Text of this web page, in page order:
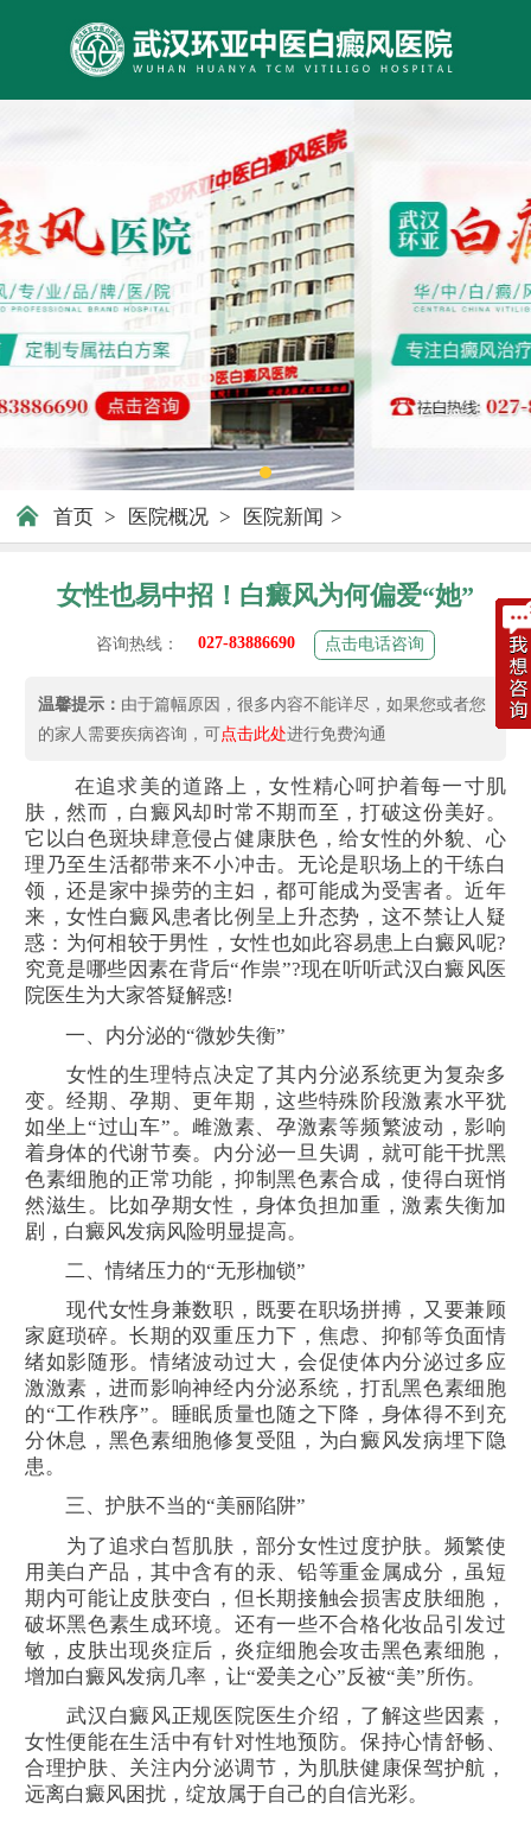
首页 > 医院概况 > 医院新闻 >
女性也易中招！白癜风为何偏爱“她”
咨询热线： 027-83886690 点击电话咨询
温馨提示： 由于篇幅原因，很多内容不能详尽，如果您或者您
的家人需要疾病咨询，可点击此处进行免费沟通
在追求美的道路上，女性精心呵护着每一寸肌
肤，然而，白癜风却时常不期而至，打破这份美好。
它以白色斑块肆意侵占健康肤色，给女性的外貌、心
理乃至生活都带来不小冲击。无论是职场上的干练白
领，还是家中操劳的主妇，都可能成为受害者。近年
来，女性白癜风患者比例呈上升态势，这不禁让人疑
惑：为何相较于男性，女性也如此容易患上白癜风呢?
究竟是哪些因素在背后“作祟”?现在听听武汉白癜风医
院医生为大家答疑解惑!
一、内分泌的“微妙失衡”
女性的生理特点决定了其内分泌系统更为复杂多
变。经期、孕期、更年期，这些特殊阶段激素水平犹
如坐上“过山车”。雌激素、孕激素等频繁波动，影响
着身体的代谢节奏。内分泌一旦失调，就可能干扰黑
色素细胞的正常功能，抑制黑色素合成，使得白斑悄
然滋生。比如孕期女性，身体负担加重，激素失衡加
剧，白癜风发病风险明显提高。
二、情绪压力的“无形枷锁”
现代女性身兼数职，既要在职场拼搏，又要兼顾
家庭琐碎。长期的双重压力下，焦虑、抑郁等负面情
绪如影随形。情绪波动过大，会促使体内分泌过多应
激激素，进而影响神经内分泌系统，打乱黑色素细胞
的“工作秩序”。睡眠质量也随之下降，身体得不到充
分休息，黑色素细胞修复受阻，为白癜风发病埋下隐
患。
三、护肤不当的“美丽陷阱”
为了追求白皙肌肤，部分女性过度护肤。频繁使
用美白产品，其中含有的汞、铅等重金属成分，虽短
期内可能让皮肤变白，但长期接触会损害皮肤细胞，
破坏黑色素生成环境。还有一些不合格化妆品引发过
敏，皮肤出现炎症后，炎症细胞会攻击黑色素细胞，
增加白癜风发病几率，让“爱美之心”反被“美”所伤。
武汉白癜风正规医院医生介绍，了解这些因素，
女性便能在生活中有针对性地预防。保持心情舒畅、
合理护肤、关注内分泌调节，为肌肤健康保驾护航，
远离白癜风困扰，绽放属于自己的自信光彩。